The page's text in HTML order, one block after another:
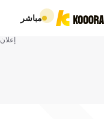
مباشر
إعلان